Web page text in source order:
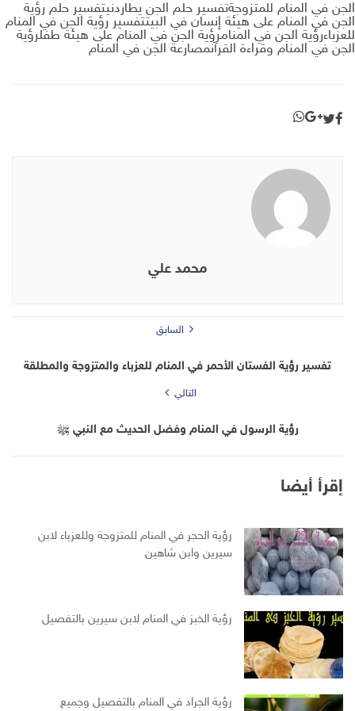
الجن في المنام للمتزوجةتفسير حلم الجن يطاردنيتفسير حلم رؤية
الجن في المنام على هيئة إنسان في البيتتفسير رؤية الجن في المنام
للعزباءرؤية الجن في المنامرؤية الجن في المنام على هيئة طفلرؤية
الجن في المنام وقراءة القرآنمصارعة الجن في المنام
محمد علي
السابق
تفسير رؤية الفستان الأحمر في المنام للعزباء والمتزوجة والمطلقة
التالي
رؤية الرسول في المنام وفضل الحديث مع النبي ﷺ
إقرأ أيضا
رؤية الحجر في المنام للمتزوجة وللعزباء لابن
سيرين وابن شاهين
رؤية الخبز في المنام لابن سيرين بالتفصيل
رؤية الجراد في المنام بالتفصيل وجميع